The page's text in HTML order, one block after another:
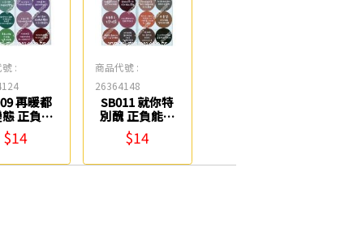
:
再暖都
正負能
紙 鶴屋
$14
商品代號 :
26364148
SB011 就你特
別醜 正負能量
貼紙 鶴屋
$14